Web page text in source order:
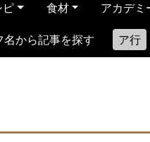
ピ 食材 アカデミ
名から記事を探す ア行